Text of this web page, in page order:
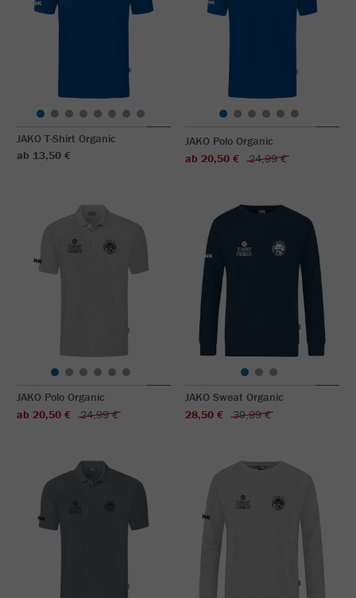
JAKO T-Shirt Organic
ab 13,50 €
JAKO Polo Organic
ab 20,50 €
24,99 €
JAKO Polo Organic
ab 20,50 €
24,99 €
JAKO Sweat Organic
28,50 €
39,99 €